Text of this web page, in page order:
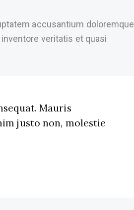
accusantium doloremque
veritatis et quasi
Mauris
justo non, molestie